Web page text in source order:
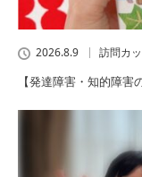
2026.8.9 訪問カ
【発達障害・知的障害